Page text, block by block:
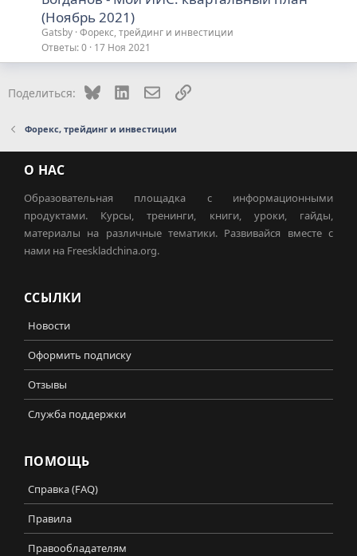
(Ноябрь 2021)
Gatsby Форекс, трейдинг и инвестиции
Ответы 0 17 Ноя 2021
Поделиться: Bluesky LinkedInЭлектронная почта
Ссылка
Форекс, трейдинг и инвестиции
О НАС
Образовательная площадка с информационными
продуктами. Курсы, тренинги, книги, уроки, гайды,
материалы на различные тематики. Развивайся вместе с
нами на Freeskladchina.org.
ССЫЛКИ
Новости
Оформить подписку
Отзывы
Служба поддержки
ПОМОЩЬ
Справка (FAQ)
Правила
Правообладателям